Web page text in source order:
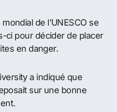
de l’UNESCO se
ci pour décider de placer
en danger.
a indiqué que
sur une bonne